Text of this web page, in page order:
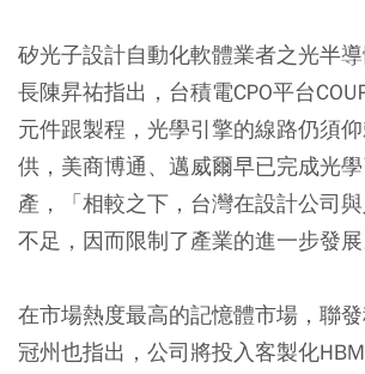
矽光子設計自動化軟體業者之光半
長陳昇祐指出，台積電CPO平台
元件跟製程，光學引擎的線路仍須
供，美商博通、邁威爾早已完成光
產，「相較之下，台灣在設計公司
不足，因而限制了產業的進一步發展
在市場熱度最高的記憶體市場，聯
冠州也指出，公司將投入客製化